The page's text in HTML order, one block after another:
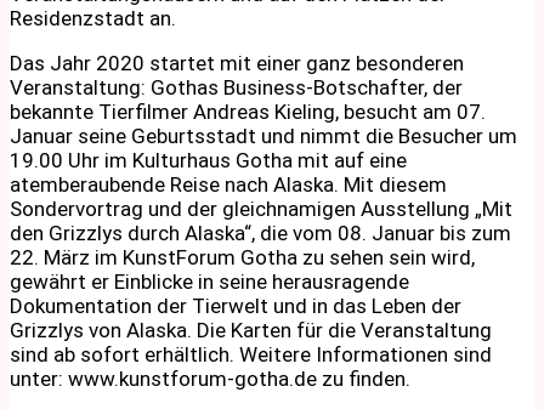
Residenzstadt an.
Das Jahr 2020 startet mit einer ganz besonderen
Veranstaltung: Gothas Business-Botschafter, der
bekannte Tierfilmer Andreas Kieling, besucht am 07.
Januar seine Geburtsstadt und nimmt die Besucher um
19.00 Uhr im Kulturhaus Gotha mit auf eine
atemberaubende Reise nach Alaska. Mit diesem
Sondervortrag und der gleichnamigen Ausstellung „Mit
den Grizzlys durch Alaska“, die vom 08. Januar bis zum
22. März im KunstForum Gotha zu sehen sein wird,
gewährt er Einblicke in seine herausragende
Dokumentation der Tierwelt und in das Leben der
Grizzlys von Alaska. Die Karten für die Veranstaltung
sind ab sofort erhältlich. Weitere Informationen sind
unter: www.kunstforum-gotha.de zu finden.